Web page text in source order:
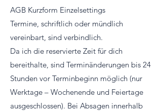
AGB Kurzform Einzelsettings
Termine, schriftlich oder mündlich
vereinbart, sind verbindlich.
Da ich die reservierte Zeit für dich
bereithalte, sind Terminänderungen bis 24
Stunden vor Terminbeginn möglich (nur
Werktage – Wochenende und Feiertage
ausgeschlossen). Bei Absagen innerhalb